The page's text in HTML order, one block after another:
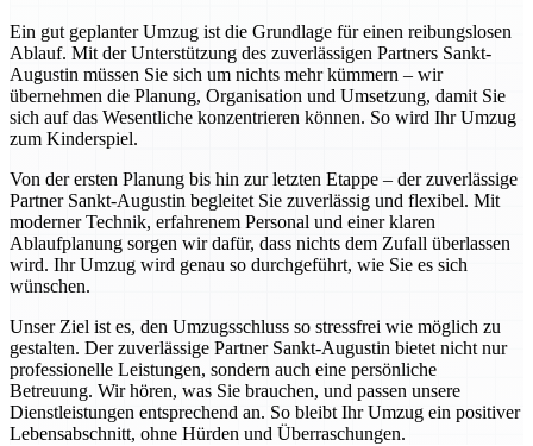
Ein gut geplanter Umzug ist die Grundlage für einen reibungslosen
Ablauf. Mit der Unterstützung des zuverlässigen Partners Sankt-
Augustin müssen Sie sich um nichts mehr kümmern – wir
übernehmen die Planung, Organisation und Umsetzung, damit Sie
sich auf das Wesentliche konzentrieren können. So wird Ihr Umzug
zum Kinderspiel.
Von der ersten Planung bis hin zur letzten Etappe – der zuverlässige
Partner Sankt-Augustin begleitet Sie zuverlässig und flexibel. Mit
moderner Technik, erfahrenem Personal und einer klaren
Ablaufplanung sorgen wir dafür, dass nichts dem Zufall überlassen
wird. Ihr Umzug wird genau so durchgeführt, wie Sie es sich
wünschen.
Unser Ziel ist es, den Umzugsschluss so stressfrei wie möglich zu
gestalten. Der zuverlässige Partner Sankt-Augustin bietet nicht nur
professionelle Leistungen, sondern auch eine persönliche
Betreuung. Wir hören, was Sie brauchen, und passen unsere
Dienstleistungen entsprechend an. So bleibt Ihr Umzug ein positiver
Lebensabschnitt, ohne Hürden und Überraschungen.